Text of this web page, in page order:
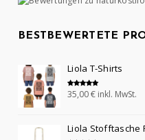
BESTBEWERTETE
Liola T-Shirts
Bewertet mit
5.00
35,00€ inkl. MwSt.
Liola Stofftasche